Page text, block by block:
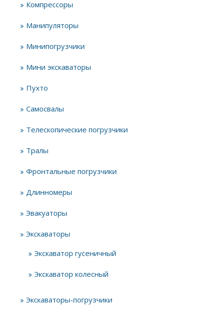
Компрессоры
Манипуляторы
Минипогрузчики
Мини экскаваторы
Пухто
Самосвалы
Телескопические погрузчики
Тралы
Фронтальные погрузчики
Длинномеры
Эвакуаторы
Экскаваторы
Экскаватор гусеничный
Экскаватор колесный
Экскаваторы-погрузчики